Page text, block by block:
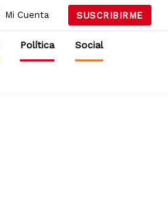
Mi Cuenta SUSCRIBIRME
Política Social